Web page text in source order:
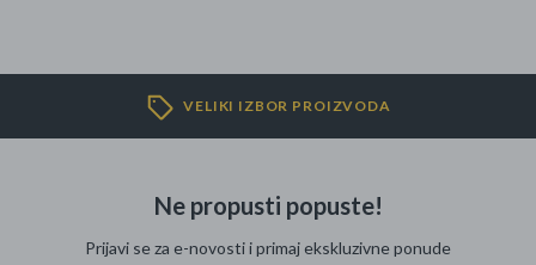
Sport i slobodno vrijemeVELIKI IZBOR PROIZVODA
Ne propusti popuste!
Prijavi se za e-novosti i primaj ekskluzivne ponude